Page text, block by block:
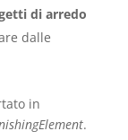
di arredo
dalle
in
.